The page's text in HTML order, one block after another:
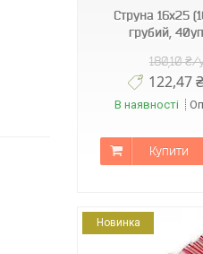
Струна 16х25
грубий,
180,10 ₴/
122,47
В наявності
Купити
Новинка